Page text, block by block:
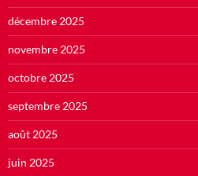
décembre 2025
novembre 2025
octobre 2025
septembre 2025
août 2025
juin 2025